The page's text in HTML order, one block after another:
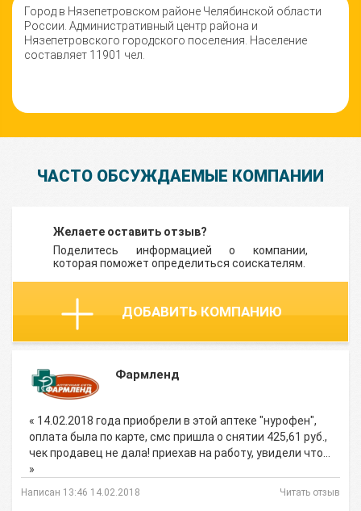
Город в Нязепетровском районе Челябинской области
России. Административный центр района и
Нязепетровского городского поселения. Население
составляет 11901 чел.
ЧАСТО ОБСУЖДАЕМЫЕ КОМПАНИИ
Желаете оставить отзыв?
Поделитесь информацией о компании,
которая поможет определиться соискателям.
ДОБАВИТЬ КОМПАНИЮ
Фармленд
« 14.02.2018 года приобрели в этой аптеке "нурофен",
оплата была по карте, смс пришла о снятии 425,61 руб.,
чек продавец не дала! приехав на работу, увидели что…
»
Написан 13:46 14.02.2018 Читать отзыв